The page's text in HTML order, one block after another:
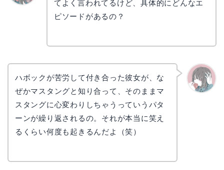
てよく言われてるけど、具体的にどんなエ
ピソードがあるの？
ハボックが苦労して付き合った彼女が、な
ぜかマスタングと知り合って、そのままマ
スタングに心変わりしちゃうっていうパタ
ーンが繰り返されるの。それが本当に笑え
るくらい何度も起きるんだよ（笑）